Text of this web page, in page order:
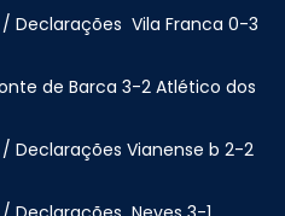
Declarações Vila Franca 0-3
de Barca 3-2 Atlético dos
Declarações Vianense b 2-2